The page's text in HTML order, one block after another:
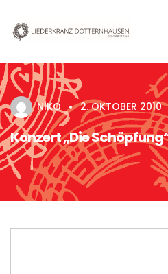
Aktuelles
Verein
Chor
Termine & Veranstaltungen
NIKO 2. OKTOBER 2010
Konzert „Die